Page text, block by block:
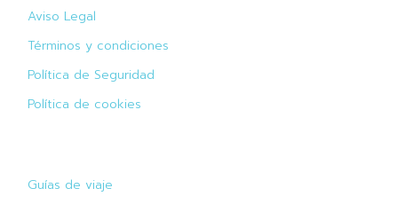
Aviso Legal
Términos y condiciones
Política de Seguridad
Política de cookies
Guías de viaje